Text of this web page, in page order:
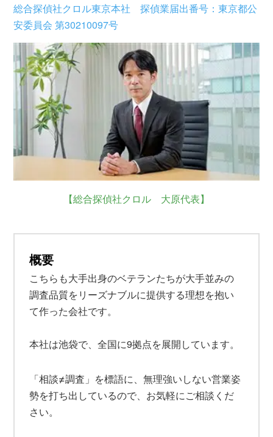
総合探偵社クロル東京本社 探偵業届出番号：東京都公
安委員会 第30210097号
【総合探偵社クロル 大原代表】
概要
こちらも大手出身のベテランたちが大手並みの
調査品質をリーズナブルに提供する理想を抱い
て作った会社です。
本社は池袋で、全国に9拠点を展開しています。
「相談≠調査」を標語に、無理強いしない営業姿
勢を打ち出しているので、お気軽にご相談くだ
さい。